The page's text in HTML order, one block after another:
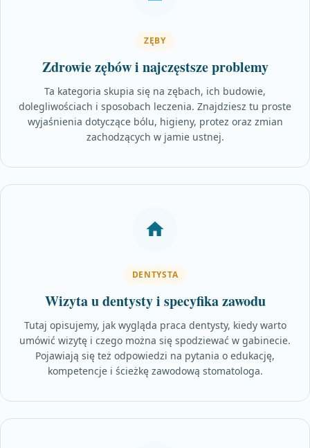
ZĘBY
Zdrowie zębów i najczęstsze problemy
Ta kategoria skupia się na zębach, ich budowie,
dolegliwościach i sposobach leczenia. Znajdziesz tu proste
wyjaśnienia dotyczące bólu, higieny, protez oraz zmian
zachodzących w jamie ustnej.
DENTYSTA
Wizyta u dentysty i specyfika zawodu
Tutaj opisujemy, jak wygląda praca dentysty, kiedy warto
umówić wizytę i czego można się spodziewać w gabinecie.
Pojawiają się też odpowiedzi na pytania o edukację,
kompetencje i ścieżkę zawodową stomatologa.